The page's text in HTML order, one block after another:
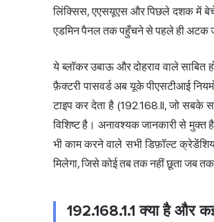
लिंक्सिस, एएसयूएस और पिछले दशक में बेचे
एडमिन पैनल तक पहुँचने से पहले ही अटक
ये ब्लॉकर उबाऊ और दोहराव वाले
फ़ैक्टरी पासवर्ड अब यूके पीएसटीआई
टाइप कर देता है (192.168.ll, जो सबके
विशिष्ट है। अनावश्यक जानकारी से
भी काम करने वाले सभी डिफ़ॉल्ट
मिलेगा, जिसे कोई तब तक नहीं छूता जब
192.168.1.1 क्या है और